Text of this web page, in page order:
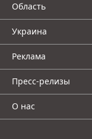
Область
Украина
Реклама
Пресс-релизы
О нас